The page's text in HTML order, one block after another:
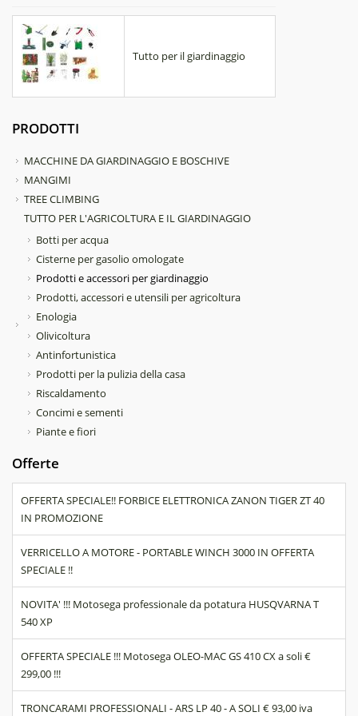
Tutto per il giardinaggio
PRODOTTI
MACCHINE DA GIARDINAGGIO E BOSCHIVE
MANGIMI
TREE CLIMBING
TUTTO PER L'AGRICOLTURA E IL GIARDINAGGIO
Botti per acqua
Cisterne per gasolio omologate
Prodotti e accessori per giardinaggio
Prodotti, accessori e utensili per agricoltura
Enologia
Olivicoltura
Antinfortunistica
Prodotti per la pulizia della casa
Riscaldamento
Concimi e sementi
Piante e fiori
Offerte
OFFERTA SPECIALE!! FORBICE ELETTRONICA ZANON TIGER ZT 40
IN PROMOZIONE
VERRICELLO A MOTORE - PORTABLE WINCH 3000 IN OFFERTA
SPECIALE !!
NOVITA' !!! Motosega professionale da potatura HUSQVARNA T
540 XP
OFFERTA SPECIALE !!! Motosega OLEO-MAC GS 410 CX a soli €
299,00 !!!
TRONCARAMI PROFESSIONALI - ARS LP 40 - A SOLI € 93,00 iva